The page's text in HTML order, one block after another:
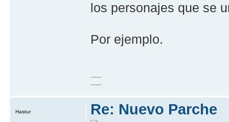
los personajes que se
Por ejemplo.
10 GOTO work
20 RETURN 10
Re: Nuevo Parche
Hastur